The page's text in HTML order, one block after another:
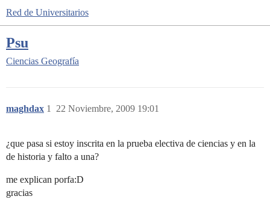
Red de Universitarios
Psu
Ciencias Geografía
maghdax 22 Noviembre, 2009 19:01
1
¿que pasa si estoy inscrita en la prueba electiva de ciencias y en la
de historia y falto a una?
me explican porfa:D
gracias